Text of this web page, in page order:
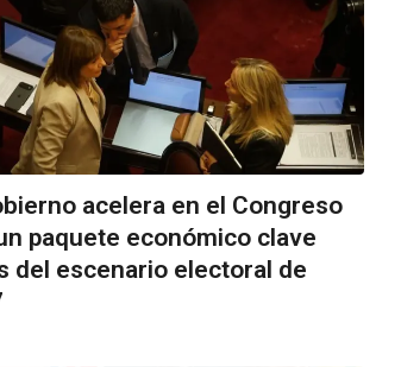
acelera en el Congreso
paquete económico clave
del escenario electoral de